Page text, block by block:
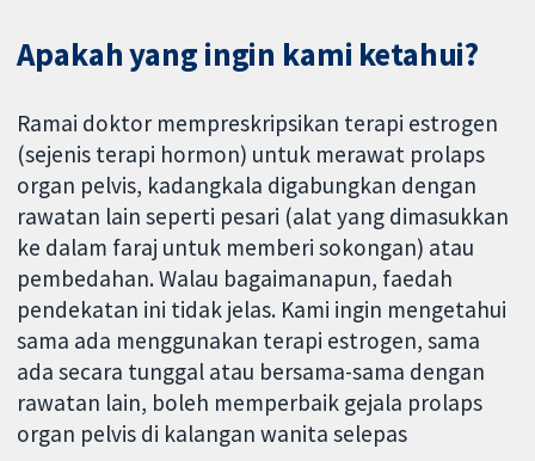
Apakah yang ingin kami ketahui?
Ramai doktor mempreskripsikan terapi estrogen
(sejenis terapi hormon) untuk merawat prolaps
organ pelvis, kadangkala digabungkan dengan
rawatan lain seperti pesari (alat yang dimasukkan
ke dalam faraj untuk memberi sokongan) atau
pembedahan. Walau bagaimanapun, faedah
pendekatan ini tidak jelas. Kami ingin mengetahui
sama ada menggunakan terapi estrogen, sama
ada secara tunggal atau bersama-sama dengan
rawatan lain, boleh memperbaik gejala prolaps
organ pelvis di kalangan wanita selepas